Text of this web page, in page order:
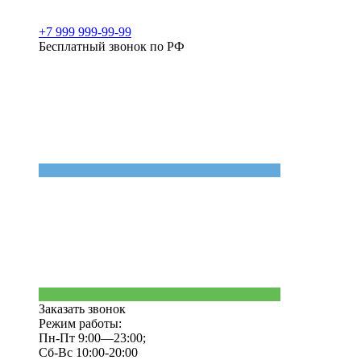
+7 999 999-99-99
Бесплатный звонок по РФ
Заказать звонок
Режим работы:
Пн-Пт 9:00—23:00;
Сб-Вс 10:00-20:00